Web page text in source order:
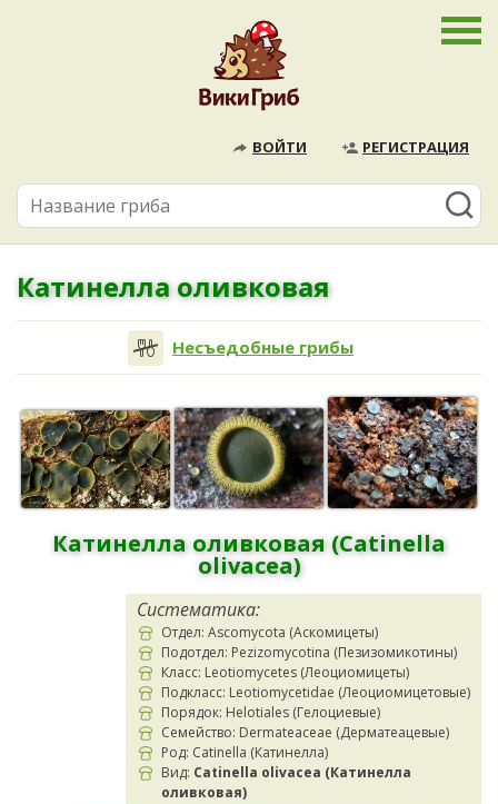
ВОЙТИ РЕГИСТРАЦИЯ
Катинелла оливковая
Несъедобные грибы
Катинелла оливковая (Catinella
olivacea)
Систематика:
Отдел: Ascomycota (Аскомицеты)
Подотдел: Pezizomycotina (Пезизомикотины)
Класс: Leotiomycetes (Леоциомицеты)
Подкласс: Leotiomycetidae (Леоциомицетовые)
Порядок: Helotiales (Гелоциевые)
Семейство: Dermateaceae (Дерматеацевые)
Род: Catinella (Катинелла)
Вид: Catinella olivacea (Катинелла
оливковая)